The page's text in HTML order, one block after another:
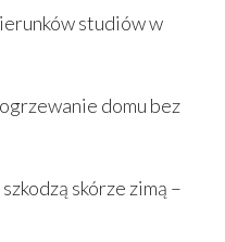
studiów w
domu bez
skórze zimą –